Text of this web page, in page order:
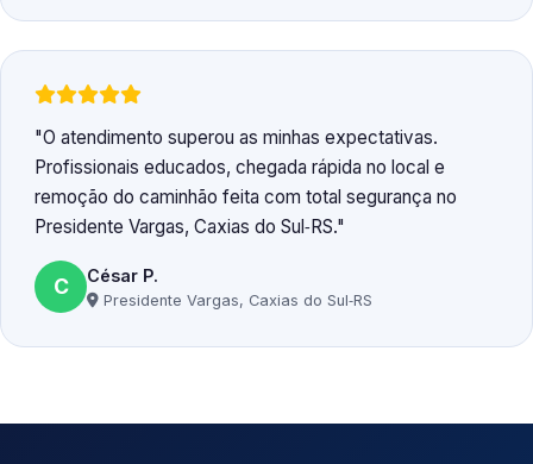
O atendimento superou as minhas expectativas.
Profissionais educados, chegada rápida no local e
remoção do caminhão feita com total segurança no
Presidente Vargas, Caxias do Sul‑RS.
C César P.
Presidente Vargas, Caxias do Sul‑RS